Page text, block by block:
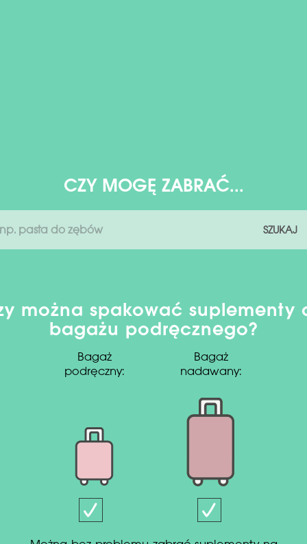
CZY MOGĘ ZABRAĆ...
SZUKAJ
można spakować suplementy
bagażu podręcznego?
Bagaż
podręczny:
Bagaż
nadawany: